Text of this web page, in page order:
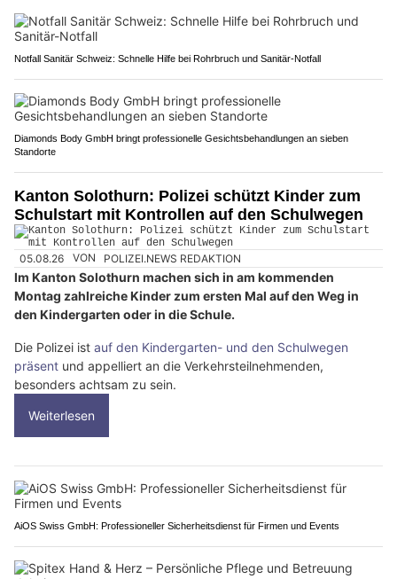
Notfall Sanitär Schweiz: Schnelle Hilfe bei Rohrbruch und Sanitär-Notfall
Diamonds Body GmbH bringt professionelle Gesichtsbehandlungen an sieben
Standorte
Kanton Solothurn: Polizei schützt Kinder zum
Schulstart mit Kontrollen auf den Schulwegen
05.08.26 VON POLIZEI.NEWS REDAKTION
Im Kanton Solothurn machen sich in am kommenden
Montag zahlreiche Kinder zum ersten Mal auf den Weg in
den Kindergarten oder in die Schule.
Die Polizei ist auf den Kindergarten- und den Schulwegen
präsent und appelliert an die Verkehrsteilnehmenden,
besonders achtsam zu sein.
Weiterlesen
AiOS Swiss GmbH: Professioneller Sicherheitsdienst für Firmen und Events